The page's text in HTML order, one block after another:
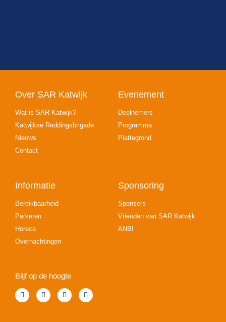
Over SAR Katwijk
Wat is SAR Katwijk?
Katwijkse Reddingsbrigade
Nieuws
Contact
Evenement
Deelnemers
Programma
Plattegrond
Informatie
Bereikbaarheid
Parkeren
Horeca
Overnachtingen
Sponsoring
Sponsers
Vrienden van SAR Katwijk
ANBI
Blijf op de hoogte